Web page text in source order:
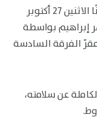
إلى ذلك أصدر منتدى صحفيات دارفور بيانًا الاثنين 27 أكتوبر
إبراهيم بواسطة
الفرقة السادسة
عن سلامته،